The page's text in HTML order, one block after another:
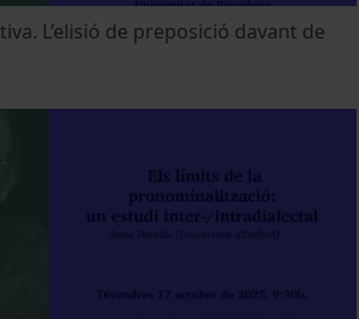
L’elisió de preposició davant de